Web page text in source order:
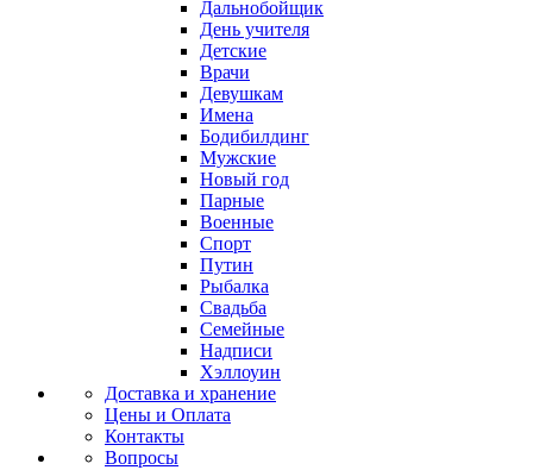
Дальнобойщик
День учителя
Детские
Врачи
Девушкам
Имена
Бодибилдинг
Мужские
Новый год
Парные
Военные
Спорт
Путин
Рыбалка
Свадьба
Семейные
Надписи
Хэллоуин
Доставка и хранение
Цены и Оплата
Контакты
Вопросы